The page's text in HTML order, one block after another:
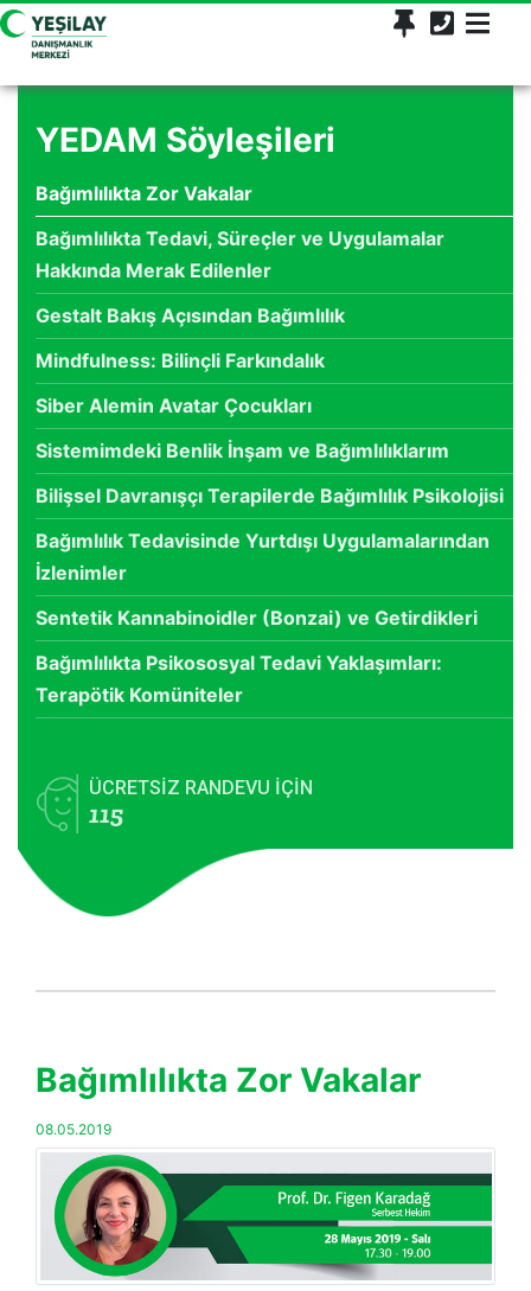
YEDAM Söyleşileri
Bağımlılıkta Zor Vakalar
Bağımlılıkta Tedavi, Süreçler ve Uygulamalar
Hakkında Merak Edilenler
Gestalt Bakış Açısından Bağımlılık
Mindfulness: Bilinçli Farkındalık
Siber Alemin Avatar Çocukları
Sistemimdeki Benlik İnşam ve Bağımlılıklarım
Bilişsel Davranışçı Terapilerde Bağımlılık Psikolojisi
Bağımlılık Tedavisinde Yurtdışı Uygulamalarından
İzlenimler
Sentetik Kannabinoidler (Bonzai) ve Getirdikleri
Bağımlılıkta Psikososyal Tedavi Yaklaşımları:
Terapötik Komüniteler
ÜCRETSİZ RANDEVU İÇİN
115
Bağımlılıkta Zor Vakalar
08.05.2019